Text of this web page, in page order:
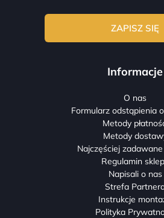
Informacje
O nas
Formularz odstąpienia
Metody
Metody
Najczęściej
Regulamin
Napisali o nas
Strefa
Instrukcje
Polityka